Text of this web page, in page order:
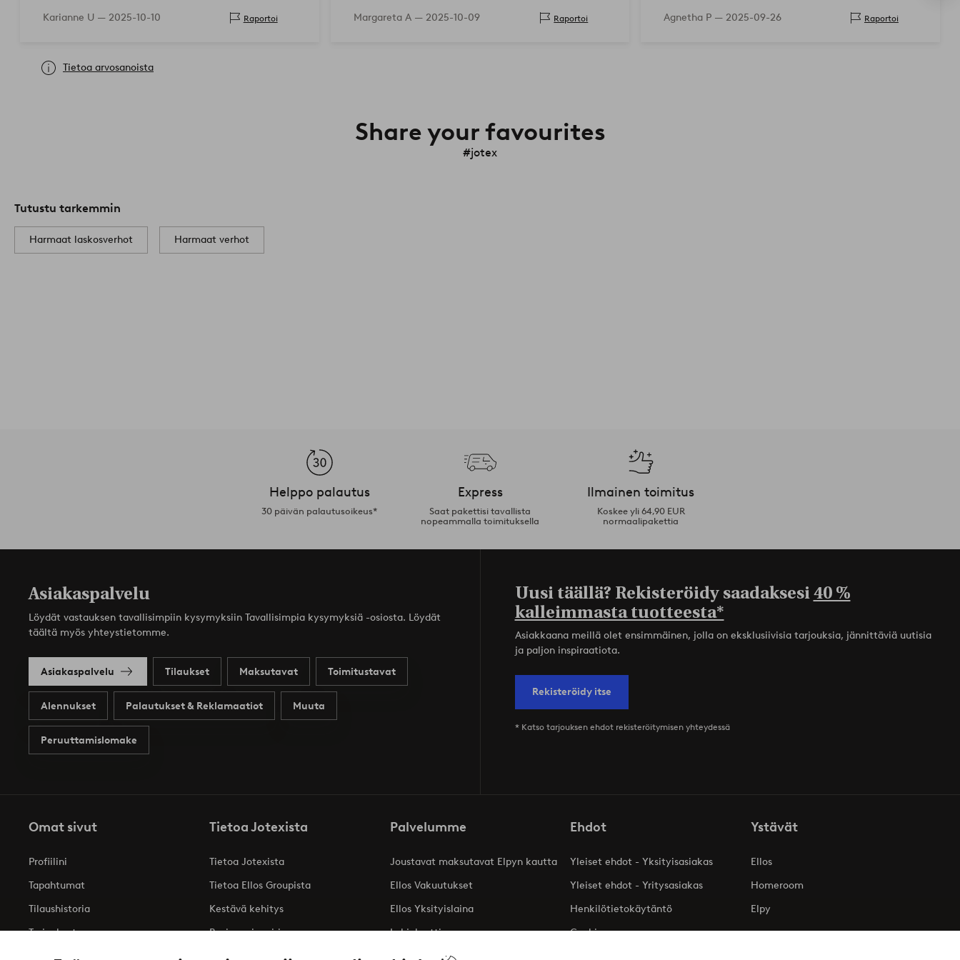
Karianne U — 2025-10-10 Raportoi Margareta A — 2025-10-09 Raportoi Agnetha P — 2025-09-26 Raportoi
Tietoa arvosanoista
Share your favourites
#jotex
Tutustu tarkemmin
Harmaat laskosverhot Harmaat verhot
Helppo palautus
30 päivän palautusoikeus*
Express
Saat pakettisi tavallista
nopeammalla toimituksella
Ilmainen toimitus
Koskee yli 64,90 EUR
normaalipakettia
Asiakaspalvelu
Löydät vastauksen tavallisimpiin kysymyksiin Tavallisimpia kysymyksiä -osiosta. Löydät
täältä myös yhteystietomme.
Asiakaspalvelu Tilaukset Maksutavat Toimitustavat
Alennukset Palautukset & Reklamaatiot Muuta
Peruuttamislomake
Uusi täällä? Rekisteröidy saadaksesi40 %
kalleimmasta tuotteesta*
Asiakkaana meillä olet ensimmäinen, jolla on eksklusiivisia tarjouksia, jännittäviä uutisia
ja paljon inspiraatiota.
Rekisteröidy itse
* Katso tarjouksen ehdot rekisteröitymisen yhteydessä
Omat sivut
Profiilini
Tapahtumat
Tilaushistoria
Tarjoukset
Tietoa Jotexista
Tietoa Jotexista
Tietoa Ellos Groupista
Kestävä kehitys
Business inquiries
Saavutettavuusseloste
Palvelumme
Joustavat maksutavat Elpyn kautta
Ellos Vakuutukset
Ellos Yksityislaina
Lahjakortti
Ehdot
Yleiset ehdot - Yksityisasiakas
Yleiset ehdot - Yritysasiakas
Henkilötietokäytäntö
Cookies
Ystävät
Ellos
Homeroom
Elpy